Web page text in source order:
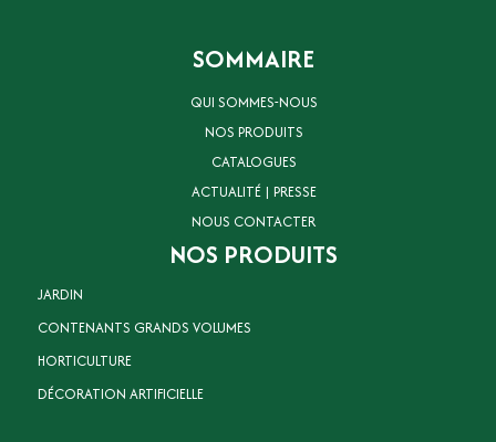
SOMMAIRE
QUI SOMMES-NOUS
NOS PRODUITS
CATALOGUES
ACTUALITÉ | PRESSE
NOUS CONTACTER
NOS PRODUITS
JARDIN
CONTENANTS GRANDS VOLUMES
HORTICULTURE
DÉCORATION ARTIFICIELLE